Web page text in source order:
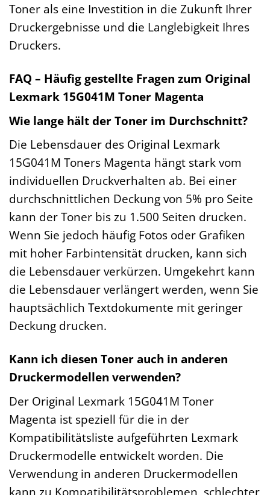
Toner als eine Investition in die Zukunft Ihrer
Druckergebnisse und die Langlebigkeit Ihres
Druckers.
FAQ – Häufig gestellte Fragen zum Original
Lexmark 15G041M Toner Magenta
Wie lange hält der Toner im Durchschnitt?
Die Lebensdauer des Original Lexmark
15G041M Toners Magenta hängt stark vom
individuellen Druckverhalten ab. Bei einer
durchschnittlichen Deckung von 5% pro Seite
kann der Toner bis zu 1.500 Seiten drucken.
Wenn Sie jedoch häufig Fotos oder Grafiken
mit hoher Farbintensität drucken, kann sich
die Lebensdauer verkürzen. Umgekehrt kann
die Lebensdauer verlängert werden, wenn Sie
hauptsächlich Textdokumente mit geringer
Deckung drucken.
Kann ich diesen Toner auch in anderen
Druckermodellen verwenden?
Der Original Lexmark 15G041M Toner
Magenta ist speziell für die in der
Kompatibilitätsliste aufgeführten Lexmark
Druckermodelle entwickelt worden. Die
Verwendung in anderen Druckermodellen
kann zu Kompatibilitätsproblemen, schlechter